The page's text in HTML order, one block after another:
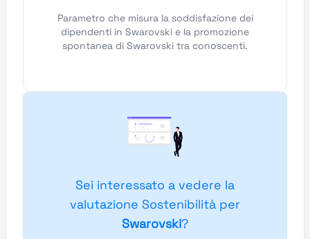
Parametro che misura la soddisfazione dei
dipendenti in Swarovski e la promozione
spontanea di Swarovski tra conoscenti.
Sei interessato a vedere la
valutazione Sostenibilità per
Swarovski?